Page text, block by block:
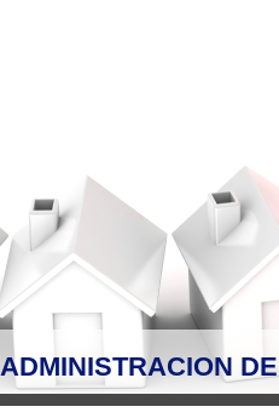
ADMINISTRACION